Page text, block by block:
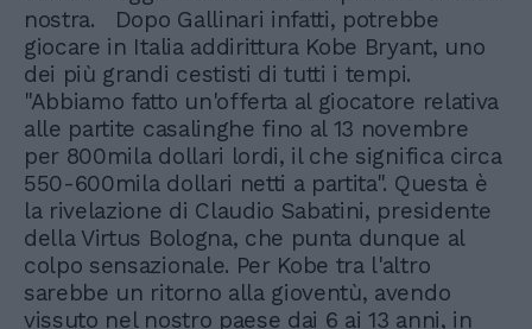
nostra. Dopo Gallinari infatti, potrebbe
giocare in Italia addirittura Kobe Bryant, uno
dei più grandi cestisti di tutti i tempi.
"Abbiamo fatto un'offerta al giocatore relativa
alle partite casalinghe fino al 13 novembre
per 800mila dollari lordi, il che significa circa
550-600mila dollari netti a partita". Questa è
la rivelazione di Claudio Sabatini, presidente
della Virtus Bologna, che punta dunque al
colpo sensazionale. Per Kobe tra l'altro
sarebbe un ritorno alla gioventù, avendo
vissuto nel nostro paese dai 6 ai 13 anni, in